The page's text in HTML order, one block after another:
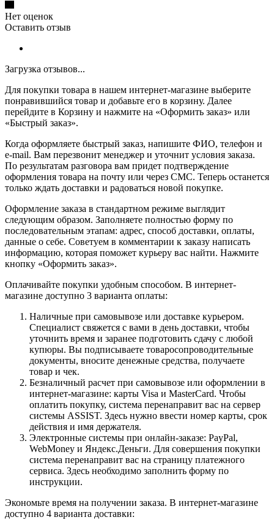
Нет оценок
Оставить отзыв
Загрузка отзывов...
Для покупки товара в нашем интернет-магазине выберите
понравившийся товар и добавьте его в корзину. Далее
перейдите в Корзину и нажмите на «Оформить заказ» или
«Быстрый заказ».
Когда оформляете быстрый заказ, напишите ФИО, телефон и
e-mail. Вам перезвонит менеджер и уточнит условия заказа.
По результатам разговора вам придет подтверждение
оформления товара на почту или через СМС. Теперь останется
только ждать доставки и радоваться новой покупке.
Оформление заказа в стандартном режиме выглядит
следующим образом. Заполняете полностью форму по
последовательным этапам: адрес, способ доставки, оплаты,
данные о себе. Советуем в комментарии к заказу написать
информацию, которая поможет курьеру вас найти. Нажмите
кнопку «Оформить заказ».
Оплачивайте покупки удобным способом. В интернет-
магазине доступно 3 варианта оплаты:
Наличные при самовывозе или доставке курьером.
Специалист свяжется с вами в день доставки, чтобы
уточнить время и заранее подготовить сдачу с любой
купюры. Вы подписываете товаросопроводительные
документы, вносите денежные средства, получаете
товар и чек.
Безналичный расчет при самовывозе или оформлении в
интернет-магазине: карты Visa и MasterCard. Чтобы
оплатить покупку, система перенаправит вас на сервер
системы ASSIST. Здесь нужно ввести номер карты, срок
действия и имя держателя.
Электронные системы при онлайн-заказе: PayPal,
WebMoney и Яндекс.Деньги. Для совершения покупки
система перенаправит вас на страницу платежного
сервиса. Здесь необходимо заполнить форму по
инструкции.
Экономьте время на получении заказа. В интернет-магазине
доступно 4 варианта доставки: